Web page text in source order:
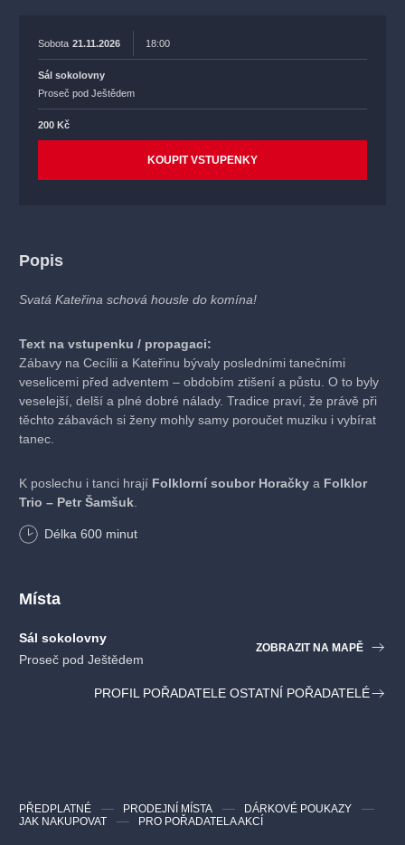
Sobota 21.11.2026 18:00
Sál sokolovny
Proseč pod Ještědem
200 Kč
KOUPIT VSTUPENKY
Popis
Svatá Kateřina schová housle do komína!
Text na vstupenku / propagaci:
Zábavy na Cecílii a Kateřinu bývaly posledními tanečními
veselicemi před adventem – obdobím ztišení a půstu. O to byly
veselejší, delší a plné dobré nálady. Tradice praví, že právě při
těchto zábavách si ženy mohly samy poroučet muziku i vybírat
tanec.
K poslechu i tanci hrají Folklorní soubor Horačky a Folklor
Trio – Petr Šamšuk
Délka 600 minut
Místa
Sál sokolovny
Proseč pod Ještědem
ZOBRAZIT NA MAPĚ
PROFIL POŘADATELE OSTATNÍ POŘADATELÉ
PŘEDPLATNÉ PRODEJNÍ MÍSTA
DÁRKOVÉ POUKAZY
JAK NAKUPOVAT
PRO POŘADATELA AKCÍ